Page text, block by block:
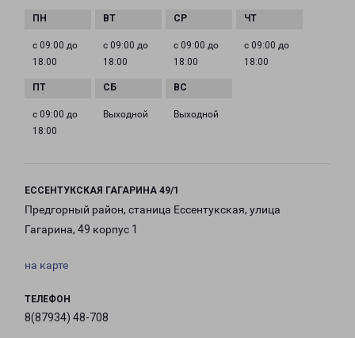
с 09:00 до
18:00
с 09:00 до
18:00
с 09:00 до
18:00
с 09:00 до
18:00
с 09:00 до
18:00
Выходной Выходной
ЕССЕНТУКСКАЯ ГАГАРИНА 49/1
Предгорный район, станица Ессентукская, улица
Гагарина, 49 корпус 1
на карте
ТЕЛЕФОН
8(87934) 48-708